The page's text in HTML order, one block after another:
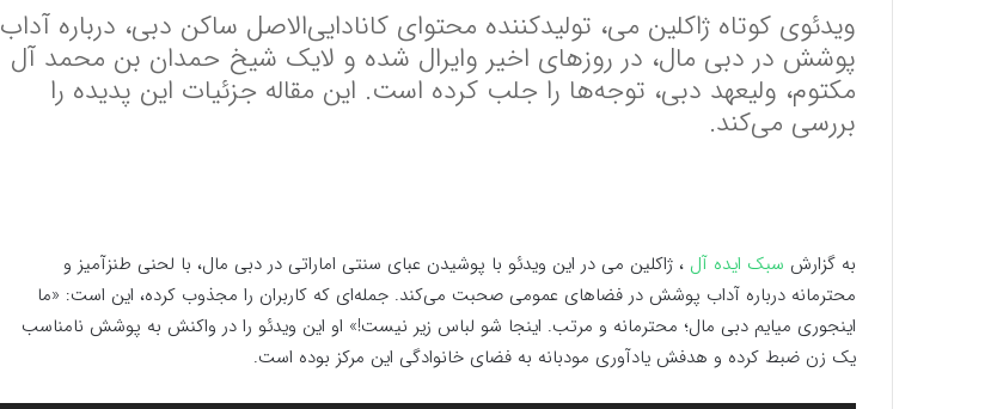
ویدئوی کوتاه ژاکلین می، تولیدکننده محتوای کانادایی‌الاصل ساکن دبی، درباره آداب
پوشش در دبی مال، در روزهای اخیر وایرال شده و لایک شیخ حمدان بن محمد آل
مکتوم، ولیعهد دبی، توجه‌ها را جلب کرده است. این مقاله جزئیات این پدیده را
بررسی می‌کند.
به گزارش سبک ایده آل ، ژاکلین می در این ویدئو با پوشیدن عبای سنتی اماراتی در دبی مال، با لحنی طنزآمیز و
محترمانه درباره آداب پوشش در فضاهای عمومی صحبت می‌کند. جمله‌ای که کاربران را مجذوب کرده، این است: «ما
اینجوری میایم دبی مال؛ محترمانه و مرتب. اینجا شو لباس زیر نیست!» او این ویدئو را در واکنش به پوشش نامناسب
یک زن ضبط کرده و هدفش یادآوری مودبانه به فضای خانوادگی این مرکز بوده است.